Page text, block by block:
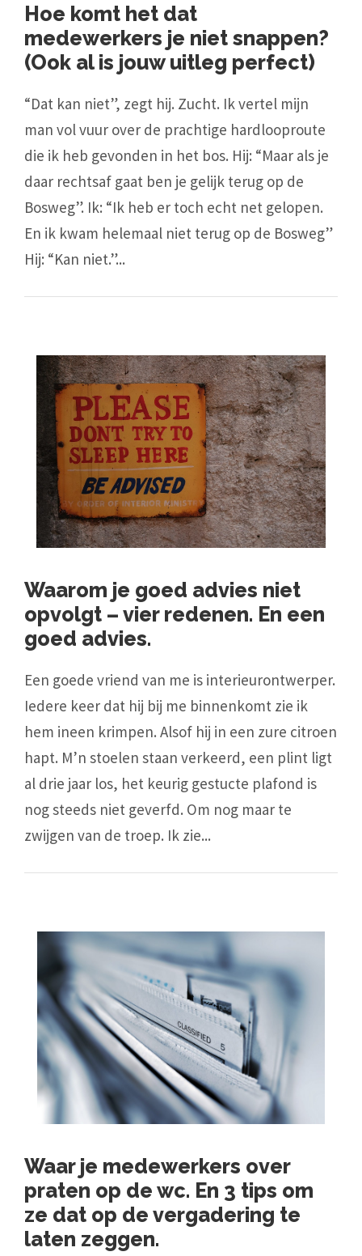
Hoe komt het dat
medewerkers je niet snappen?
(Ook al is jouw uitleg perfect)
“Dat kan niet”, zegt hij. Zucht. Ik vertel mijn
man vol vuur over de prachtige hardlooproute
die ik heb gevonden in het bos. Hij: “Maar als je
daar rechtsaf gaat ben je gelijk terug op de
Bosweg”. Ik: “Ik heb er toch echt net gelopen.
En ik kwam helemaal niet terug op de Bosweg”
Hij: “Kan niet.”...
Waarom je goed advies niet
opvolgt – vier redenen. En een
goed advies.
Een goede vriend van me is interieurontwerper.
Iedere keer dat hij bij me binnenkomt zie ik
hem ineen krimpen. Alsof hij in een zure citroen
hapt. M’n stoelen staan verkeerd, een plint ligt
al drie jaar los, het keurig gestucte plafond is
nog steeds niet geverfd. Om nog maar te
zwijgen van de troep. Ik zie...
Waar je medewerkers over
praten op de wc. En 3 tips om
ze dat op de vergadering te
laten zeggen.